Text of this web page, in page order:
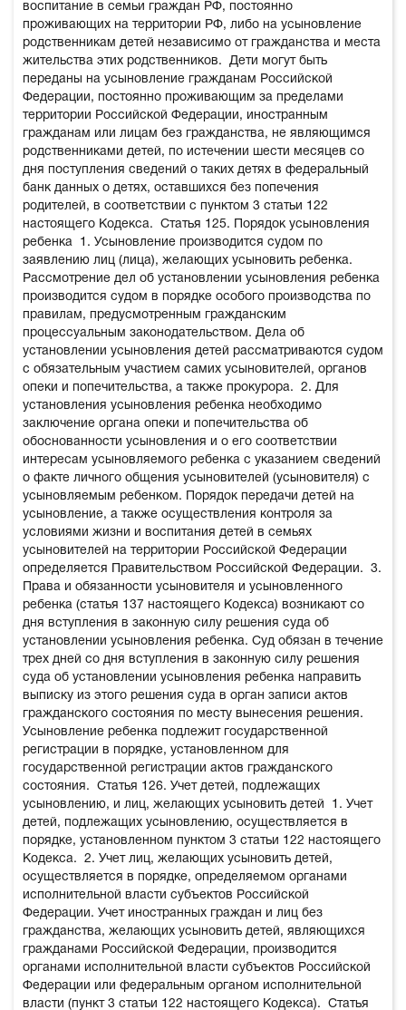
воспитание в семьи граждан РФ, постоянно
проживающих на территории РФ, либо на усыновление
родственникам детей независимо от гражданства и места
жительства этих родственников.
Дети могут быть
переданы на усыновление гражданам Российской
Федерации, постоянно проживающим за пределами
территории Российской Федерации, иностранным
гражданам или лицам без гражданства, не являющимся
родственниками детей, по истечении шести месяцев со
дня поступления сведений о таких детях в федеральный
банк данных о детях, оставшихся без попечения
родителей, в соответствии с пунктом 3 статьи 122
настоящего Кодекса.
Статья 125. Порядок усыновления
ребенка
1. Усыновление производится судом по
заявлению лиц (лица), желающих усыновить ребенка.
Рассмотрение дел об установлении усыновления ребенка
производится судом в порядке особого производства по
правилам, предусмотренным гражданским
процессуальным законодательством. Дела об
установлении усыновления детей рассматриваются судом
с обязательным участием самих усыновителей, органов
опеки и попечительства, а также прокурора.
2. Для
установления усыновления ребенка необходимо
заключение органа опеки и попечительства об
обоснованности усыновления и о его соответствии
интересам усыновляемого ребенка с указанием сведений
о факте личного общения усыновителей (усыновителя) с
усыновляемым ребенком. Порядок передачи детей на
усыновление, а также осуществления контроля за
условиями жизни и воспитания детей в семьях
усыновителей на территории Российской Федерации
определяется Правительством Российской Федерации.
3.
Права и обязанности усыновителя и усыновленного
ребенка (статья 137 настоящего Кодекса) возникают со
дня вступления в законную силу решения суда об
установлении усыновления ребенка. Суд обязан в течение
трех дней со дня вступления в законную силу решения
суда об установлении усыновления ребенка направить
выписку из этого решения суда в орган записи актов
гражданского состояния по месту вынесения решения.
Усыновление ребенка подлежит государственной
регистрации в порядке, установленном для
государственной регистрации актов гражданского
состояния.
Статья 126. Учет детей, подлежащих
усыновлению, и лиц, желающих усыновить детей
1. Учет
детей, подлежащих усыновлению, осуществляется в
порядке, установленном пунктом 3 статьи 122 настоящего
Кодекса.
2. Учет лиц, желающих усыновить детей,
осуществляется в порядке, определяемом органами
исполнительной власти субъектов Российской
Федерации. Учет иностранных граждан и лиц без
гражданства, желающих усыновить детей, являющихся
гражданами Российской Федерации, производится
органами исполнительной власти субъектов Российской
Федерации или федеральным органом исполнительной
власти (пункт 3 статьи 122 настоящего Кодекса).
Статья